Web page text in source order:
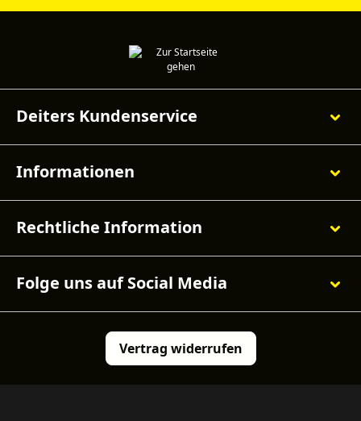
Deiters Kundenservice
Informationen
Rechtliche Information
Folge uns auf Social Media
Vertrag widerrufen